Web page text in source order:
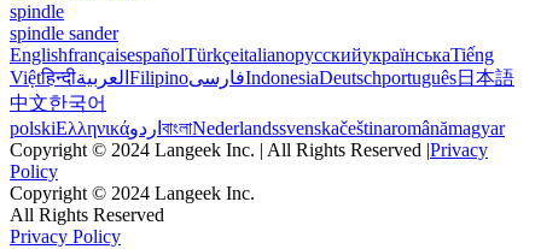
spindle
spindle sander
EnglishfrançaisespañolTürkçeitalianoрусскийукраїнськаTiếng
Việtहिन्दीالعربية FilipinoفارسیIndonesiaDeutschportuguês日本語
中文한국어
polskiΕλληνικάاردو বাংলাNederlandssvenskačeštinaromânămagyar
Copyright © 2024 Langeek Inc. | All Rights Reserved |Privacy
Policy
Copyright © 2024 Langeek Inc.
All Rights Reserved
Privacy Policy